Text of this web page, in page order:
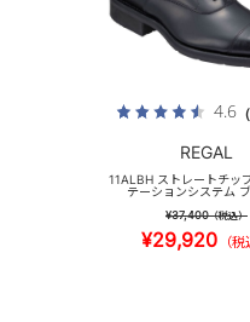
4.6
REGAL
11ALBH ストレートチッ
テーションシステム
¥37,400（税込）
¥29,920 （税